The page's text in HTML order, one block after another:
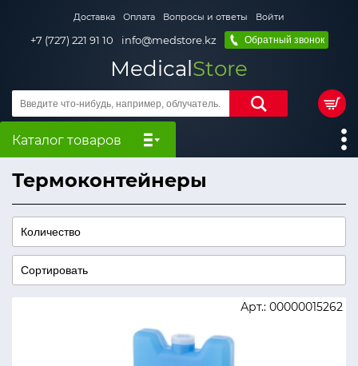
Доставка Оплата Вопросы и ответы Войти
+7 (727) 221 91 10 info@medstore.kz Обратный звонок
MedicalStore
Каталог товаров
Термоконтейнеры
Арт.: 00000015262